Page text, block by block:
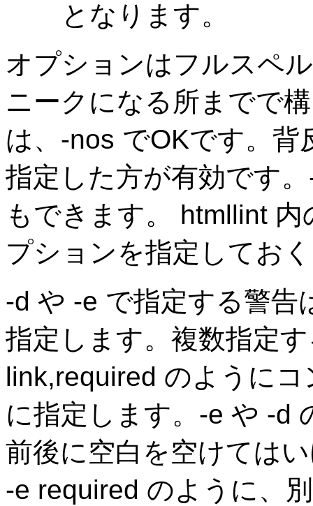
となります。
オプションはフルスペ
ニークになる所までで
は、-nos でOKです。
指定した方が有効です
もできます。 htmllint
プションを指定してお
-d や -e で指定する警告
指定します。複数指定
link,required のように
に指定します。-e や -d
前後に空白を空けては
-e required のように、